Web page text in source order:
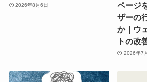
2026年8月6日
ページ
ザーの
か｜ウ
トの改
2026年7